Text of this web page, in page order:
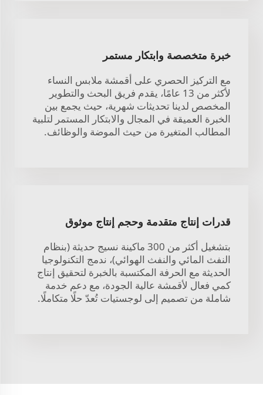
خبرة متخصصة وابتكار مستمر
مع التركيز الحصري على أقمشة ملابس النساء
لأكثر من 13 عامًا، يقدم فريق البحث والتطوير
المخصص لدينا تحديثات شهرية، حيث يجمع بين
الخبرة العميقة في المجال والابتكار المستمر لتلبية
المطالب المتغيرة من حيث الموضة والوظائف.
قدرات إنتاج متقدمة وحجم إنتاج موثوق
بتشغيل أكثر من 300 ماكينة نسيج حديثة (بنظام
النفث المائي والنفث الهوائي)، ندمج التكنولوجيا
الحديثة مع الحرفة المكتسبة بالخبرة لتحقيق إنتاج
كمي فعال لأقمشة عالية الجودة، مع دعم خدمة
شاملة من تصميم إلى لوجستيات تُعدّ حلًا متكاملًا.